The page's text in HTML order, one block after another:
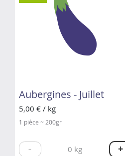
Aubergines - Juillet
5,00 € / kg
1 pièce ~ 200gr
- 0 kg +